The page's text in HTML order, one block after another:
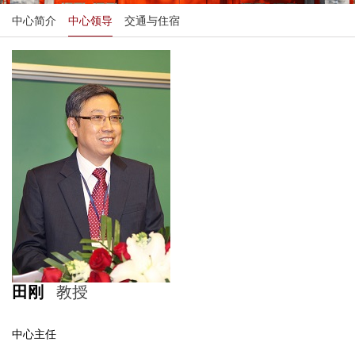
中心简介 中心领导 交通与住宿
田刚 教授
中心主任